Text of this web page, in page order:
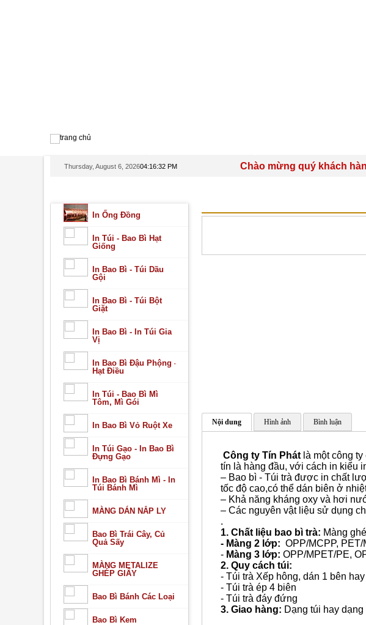
Thursday, August 6, 202604:16:32 PM Chào mừng quý khách hàng
In Ống Đồng
In Túi - Bao Bì Hạt
Giống
In Bao Bì - Túi Dầu
Gội
In Bao Bì - Túi Bột
Giặt
In Bao Bì - In Túi Gia
Vị
In Bao Bì Đậu Phộng -
Hạt Điều
In Túi - Bao Bì Mì
Tôm, Mì Gói
In Bao Bì Vỏ Ruột Xe
In Túi Gạo - In Bao Bì
Đựng Gạo
In Bao Bì Bánh Mì - In
Túi Bánh Mì
MÀNG DÁN NẮP LY
Bao Bì Trái Cây, Củ
Quả Sấy
MÀNG METALIZE
GHÉP GIẤY
Bao Bì Bánh Các Loại
Bao Bì Kem
Nội dung Hình ảnh Bình luận
Công ty Tín Phátlà một công ty
tín là hàng đầu, với cách in kiểu
– Bao bì - Túi trà được in chất
tốc độ cao,có thể dán biên ở
– Khả năng kháng oxy và hơi
– Các nguyên vật liệu sử dụng
.
1. Chất liệu bao bì trà: Màng
- Màng 2 lớp: OPP/MCPP, PET/
- Màng 3 lớp: OPP/MPET/PE,
2. Quy cách túi:
- Túi trà Xếp hông, dán 1 bên
- Túi trà ép 4 biên
- Túi trà đáy đứng
3. Giao hàng: Dạng túi hay dạng